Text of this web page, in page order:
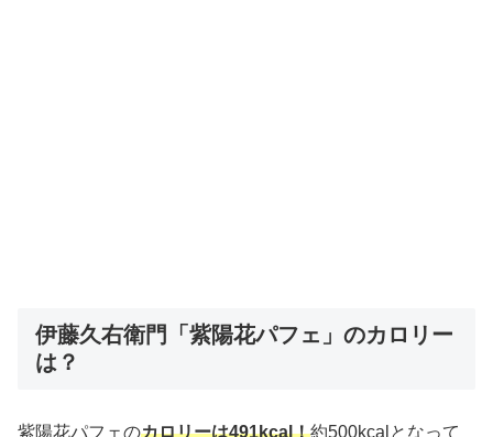
伊藤久右衛門「紫陽花パフェ」のカロリー
は？
紫陽花パフェのカロリーは491kcal！約500kcalとなって